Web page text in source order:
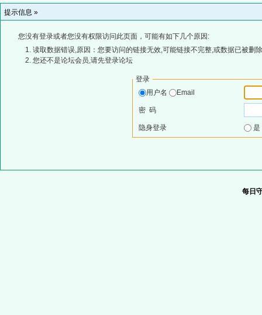
提示信息 »
您没有登录或者您没有权限访问此页面，可能有如下几个原因:
读取数据错误,原因：您要访问的链接无效,可能链接不完整,或数据已被删
您还不是论坛会员,请先登录论坛
登录
用户名
Email
密 码
隐身登录
每日